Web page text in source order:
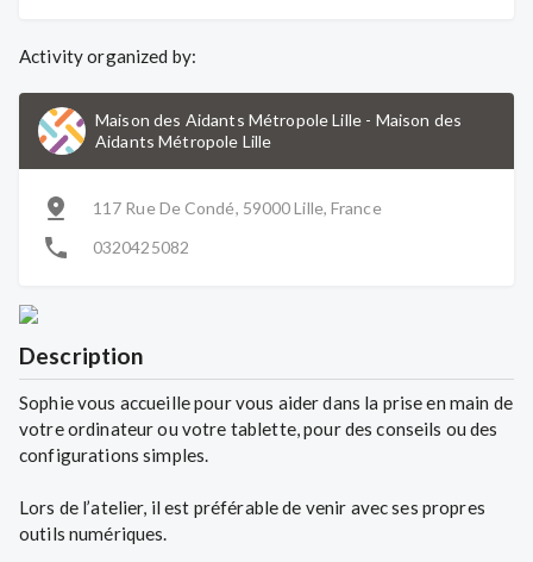
Description
Sophie vous accueille pour vous aider dans la prise en main de
votre ordinateur ou votre tablette, pour des conseils ou des
configurations simples.
Lors de l’atelier, il est préférable de venir avec ses propres
outils numériques.
Activity organized by:
Maison des Aidants Métropole Lille - Maison des
Aidants Métropole Lille
117 Rue De Condé, 59000 Lille, France
0320425082